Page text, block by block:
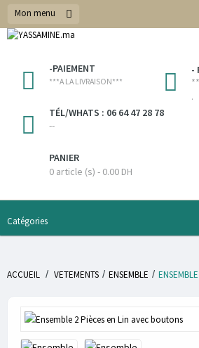
Mon menu
-PAIEMENT
***A LA LIVRAISON***
-
.
TÉL/WHATS : 06 64 47 28 78
--
PANIER
0 article (s) - 0.00 DH
Catégories
ACCUEIL / VETEMENTS / ENSEMBLE /